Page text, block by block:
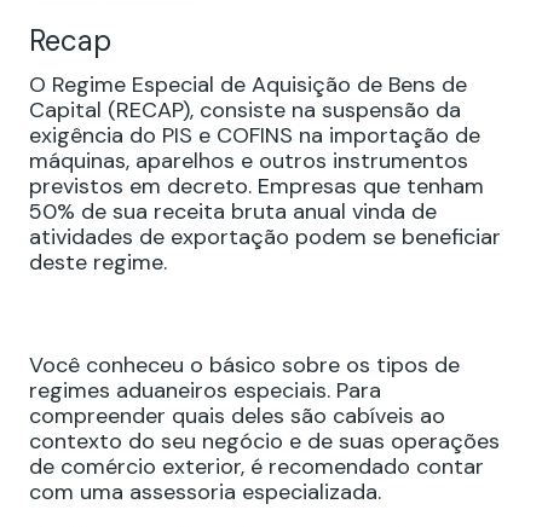
Recap
O Regime Especial de Aquisição de Bens de
Capital (RECAP), consiste na suspensão da
exigência do PIS e COFINS na importação de
máquinas, aparelhos e outros instrumentos
previstos em decreto. Empresas que tenham
50% de sua receita bruta anual vinda de
atividades de exportação podem se beneficiar
deste regime.
Você conheceu o básico sobre os tipos de
regimes aduaneiros especiais. Para
compreender quais deles são cabíveis ao
contexto do seu negócio e de suas operações
de comércio exterior, é recomendado contar
com uma assessoria especializada.